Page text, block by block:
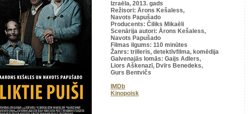
Izraēla, 2013. gads
Režisori: Ārons Kešaless,
Navots Papušado
Producents: Čiliks Mikaēli
Scenārija autori: Ārons Kešaless,
Navots Papušado
Filmas ilgums: 110 minūtes
Žanrs: trilleris, detektīvfilma, komēdija
Galvenajās lomās: Gaijs Adlers,
Liors Aškenazī, Dvīrs Benedeks,
Gurs Bentvičs
IMDb
Kinopoisk